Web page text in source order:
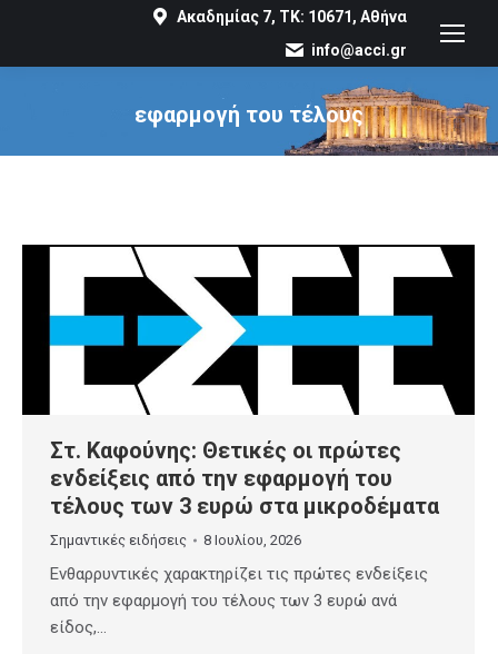
Ακαδημίας 7, ΤΚ: 10671, Αθήνα
info@acci.gr
εφαρμογή του τέλους
You are here:
Στ. Καφούνης: Θετικές οι πρώτες
ενδείξεις από την εφαρμογή του
τέλους των 3 ευρώ στα μικροδέματα
Σημαντικές ειδήσεις 8 Ιουλίου, 2026
Eνθαρρυντικές χαρακτηρίζει τις πρώτες ενδείξεις
από την εφαρμογή του τέλους των 3 ευρώ ανά
είδος,…